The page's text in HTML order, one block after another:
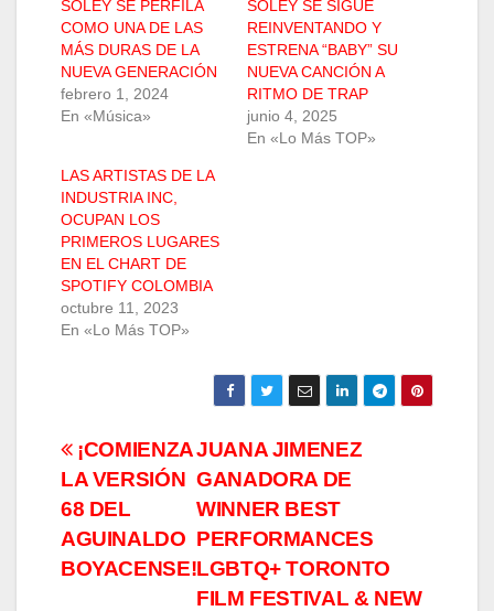
SOLEY SE PERFILA
COMO UNA DE LAS
MÁS DURAS DE LA
NUEVA GENERACIÓN
febrero 1, 2024
En «Música»
SOLEY SE SIGUE
REINVENTANDO Y
ESTRENA “BABY” SU
NUEVA CANCIÓN A
RITMO DE TRAP
junio 4, 2025
En «Lo Más TOP»
LAS ARTISTAS DE LA
INDUSTRIA INC,
OCUPAN LOS
PRIMEROS LUGARES
EN EL CHART DE
SPOTIFY COLOMBIA
octubre 11, 2023
En «Lo Más TOP»
Navegación
de
entradas
JUANA JIMENEZ
GANADORA DE
WINNER BEST
PERFORMANCES
LGBTQ+ TORONTO
FILM FESTIVAL & NEW
¡COMIENZA
LA VERSIÓN
68 DEL
AGUINALDO
BOYACENSE!